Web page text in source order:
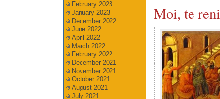
Moi, te
February 2023
January 2023
December 2022
June 2022
April 2022
March 2022
February 2022
December 2021
November 2021
October 2021
August 2021
July 2021